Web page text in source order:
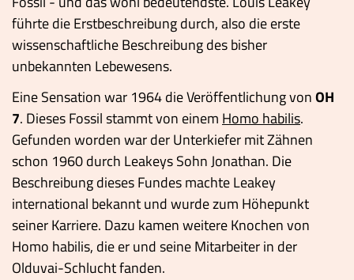
führte die Erstbeschreibung durch, also die erste
wissenschaftliche Beschreibung des bisher
unbekannten Lebewesens.
Eine Sensation war 1964 die Veröffentlichung vonOH
7. Dieses Fossil stammt von einem Homo habilis.
Gefunden worden war der Unterkiefer mit Zähnen
schon 1960 durch Leakeys Sohn Jonathan. Die
Beschreibung dieses Fundes machte Leakey
international bekannt und wurde zum Höhepunkt
seiner Karriere. Dazu kamen weitere Knochen von
Homo habilis, die er und seine Mitarbeiter in der
Olduvai-Schlucht fanden.